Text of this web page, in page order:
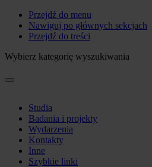
Przejdź do menu
Nawiguj po głównych sekcjach
Przejdź do treści
Wybierz kategorię wyszukiwania
Studia
Badania i projekty
Wydarzenia
Kontakty
Inne
Szybkie linki